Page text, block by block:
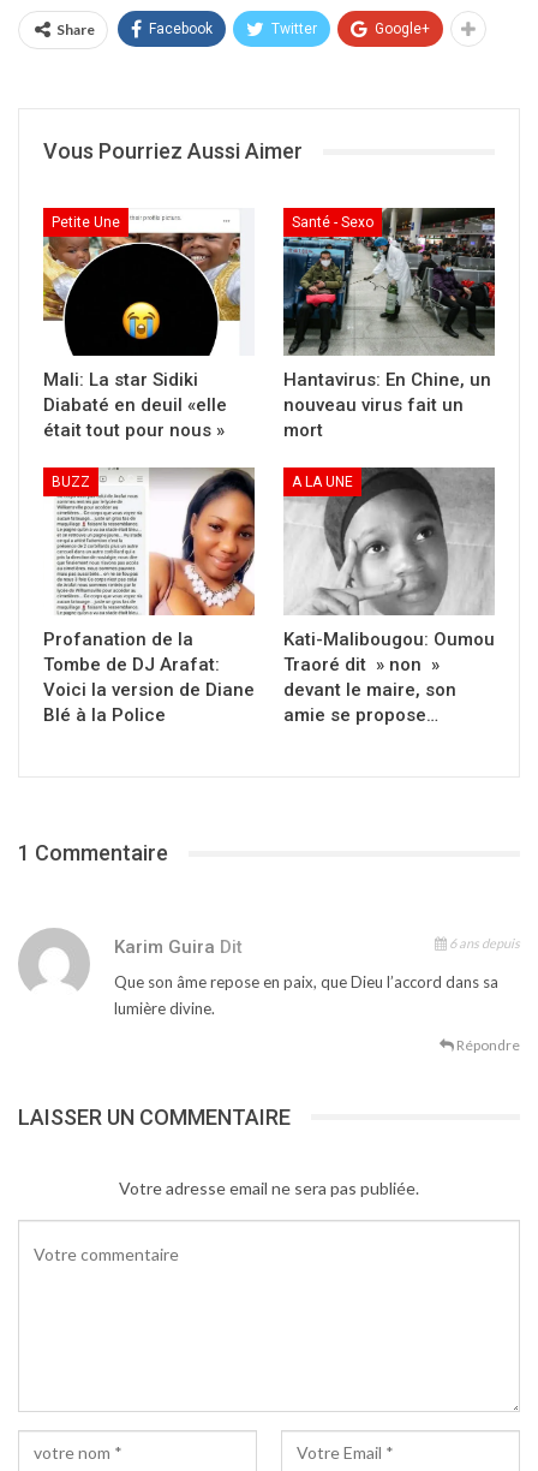
Cliquer
pour
imprimer(ouvre
Share Facebook Twitter Google+
Vous Pourriez Aussi Aimer
Petite Une
Mali: La star Sidiki
Diabaté en deuil «elle
était tout pour nous »
Santé - Sexo
Hantavirus: En Chine, un
nouveau virus fait un
mort
BUZZ
Profanation de la
Tombe de DJ Arafat:
Voici la version de Diane
Blé à la Police
A LA UNE
Kati-Malibougou: Oumou
Traoré dit » non »
devant le maire, son
amie se propose…
1 Commentaire
Karim Guira Dit 6 ans depuis
Que son âme repose en paix, que Dieu l’accord dans sa
lumière divine.
Répondre
LAISSER UN COMMENTAIRE
Votre adresse email ne sera pas publiée.